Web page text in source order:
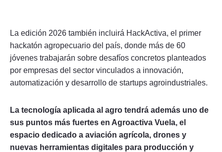
La edición 2026 también incluirá HackActiva, el primer
hackatón agropecuario del país, donde más de 60
jóvenes trabajarán sobre desafíos concretos planteados
por empresas del sector vinculados a innovación,
automatización y desarrollo de startups agroindustriales.
La tecnología aplicada al agro tendrá además uno de
sus puntos más fuertes en Agroactiva Vuela, el
espacio dedicado a aviación agrícola, drones y
nuevas herramientas digitales para producción y